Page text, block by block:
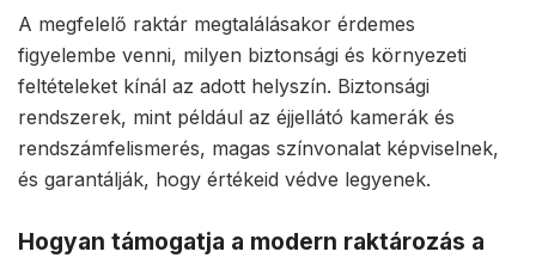
A megfelelő raktár megtalálásakor érdemes
figyelembe venni, milyen biztonsági és környezeti
feltételeket kínál az adott helyszín. Biztonsági
rendszerek, mint például az éjjellátó kamerák és
rendszámfelismerés, magas színvonalat képviselnek,
és garantálják, hogy értékeid védve legyenek.
Hogyan támogatja a modern raktározás a